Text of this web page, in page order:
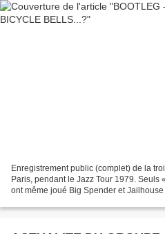
Enregistrement public (complet) de la
Paris, pendant le Jazz Tour 1979.
ont même joué Big Spender et